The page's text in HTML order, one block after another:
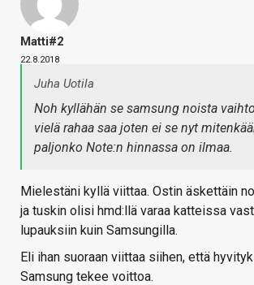
Matti#2
22.8.2018
Juha Uotila
Noh kyllähän se samsung noista
vielä rahaa saa joten ei se nyt
paljonko Note:n hinnassa on ilmaa.
Mielestäni kyllä viittaa. Ostin äskettäin
ja tuskin olisi hmd:llä varaa katteissa
lupauksiin kuin Samsungilla.
Eli ihan suoraan viittaa siihen, että
Samsung tekee voittoa.